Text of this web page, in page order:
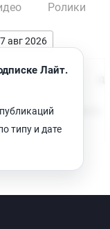
Ролики
авг 2026
изменить фильтр.
Лайт.
типу и дате